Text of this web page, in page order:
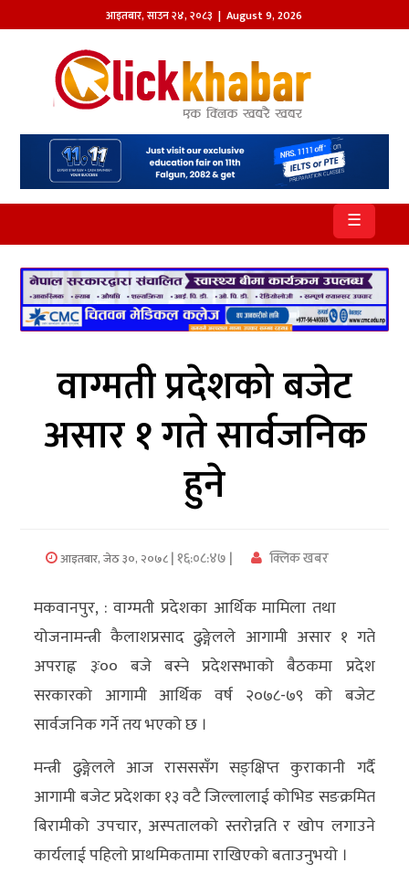
आइतबार,साउन२४,२०८३ | August 9, 2026
होमपेज
समाज
प्रदेश
आजको
पत्रिका
सम्पादकीय
अन्तर्राष्ट्रिय
अर्थ/
विज्ञान
अन्तरर्वार्ता
विचार/
ब्लग
रोचक
अन्य
☰
वाग्मती प्रदेशको बजेट
असार १ गते सार्वजनिक
हुने
आइतबार, जेठ ३०, २०७८| १६:०८:४७ | क्लिक खबर
मकवानपुर, : वाग्मती प्रदेशका आर्थिक मामिला तथा
योजनामन्त्री कैलाशप्रसाद ढुङ्गेलले आगामी असार १ गते
अपराह्न ३ः०० बजे बस्ने प्रदेशसभाको बैठकमा प्रदेश
सरकारको आगामी आर्थिक वर्ष २०७८-७९ को बजेट
सार्वजनिक गर्ने तय भएको छ ।
मन्त्री ढुङ्गेलले आज रासससँग सङ्क्षिप्त कुराकानी गर्दै
आगामी बजेट प्रदेशका १३ वटै जिल्लालाई कोभिड सङक्रमित
बिरामीको उपचार, अस्पतालको स्तरोन्नति र खोप लगाउने
कार्यलाई पहिलो प्राथमिकतामा राखिएको बताउनुभयो ।